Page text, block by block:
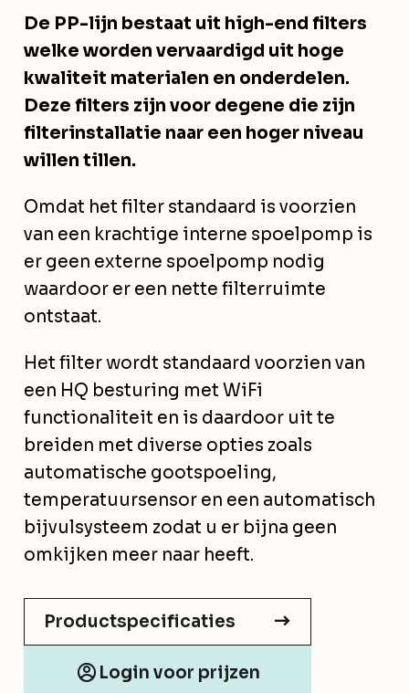
De PP-lijn bestaat uit high-end filters
welke worden vervaardigd uit hoge
kwaliteit materialen en onderdelen.
Deze filters zijn voor degene die zijn
filterinstallatie naar een hoger niveau
willen tillen.
Omdat het filter standaard is voorzien
van een krachtige interne spoelpomp is
er geen externe spoelpomp nodig
waardoor er een nette filterruimte
ontstaat.
Het filter wordt standaard voorzien van
een HQ besturing met WiFi
functionaliteit en is daardoor uit te
breiden met diverse opties zoals
automatische gootspoeling,
temperatuursensor en een automatisch
bijvulsysteem zodat u er bijna geen
omkijken meer naar heeft.
Productspecificaties
Login voor prijzen